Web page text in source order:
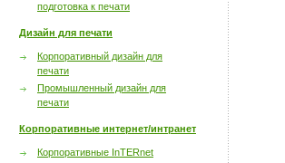
подготовка к печати
Дизайн для печати
Корпоративный дизайн для
печати
Промышленный дизайн для
печати
Корпоративные интернет/интранет
Корпоративные InTERnet